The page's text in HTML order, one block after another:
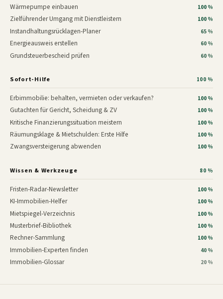
Wärmepumpe einbauen 100 %
Zielführender Umgang mit Dienstleistern 100 %
Instandhaltungsrücklagen-Planer 65 %
Energieausweis erstellen 60 %
Grundsteuerbescheid prüfen 60 %
Sofort-Hilfe 100 %
Erbimmobilie: behalten, vermieten oder verkaufen? 100 %
Gutachten für Gericht, Scheidung & ZV 100 %
Kritische Finanzierungssituation meistern 100 %
Räumungsklage & Mietschulden: Erste Hilfe 100 %
Zwangsversteigerung abwenden 100 %
Wissen & Werkzeuge 80 %
Fristen-Radar-Newsletter 100 %
KI-Immobilien-Helfer 100 %
Mietspiegel-Verzeichnis 100 %
Musterbrief-Bibliothek 100 %
Rechner-Sammlung 100 %
Immobilien-Experten finden 40 %
Immobilien-Glossar 20 %